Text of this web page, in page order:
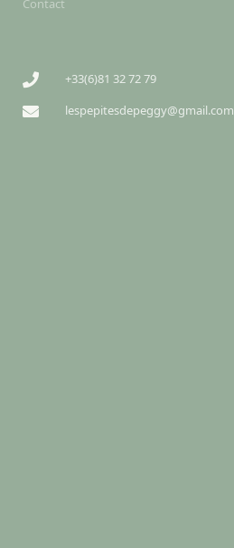
Contact
+33(6)81 32 72 79
lespepitesdepeggy@gmail.com